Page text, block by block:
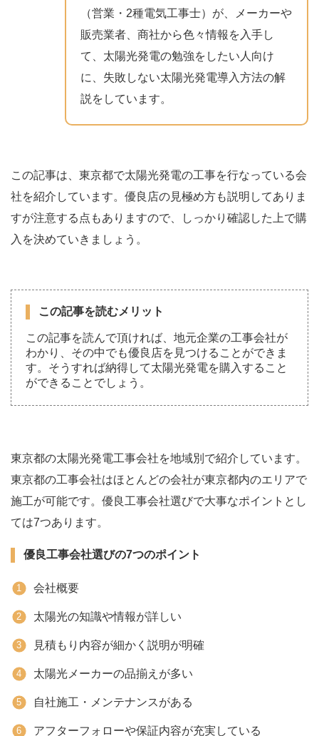
（営業・2種電気工事士）が、メーカーや
販売業者、商社から色々情報を入手し
て、太陽光発電の勉強をしたい人向け
に、失敗しない太陽光発電導入方法の解
説をしています。
この記事は、東京都で太陽光発電の工事を行なっている会
社を紹介しています。優良店の見極め方も説明してありま
すが注意する点もありますので、しっかり確認した上で購
入を決めていきましょう。
この記事を読むメリット
この記事を読んで頂ければ、地元企業の工事会社が
わかり、その中でも優良店を見つけることができま
す。そうすれば納得して太陽光発電を購入すること
ができることでしょう。
東京都の太陽光発電工事会社を地域別で紹介しています。
東京都の工事会社はほとんどの会社が東京都内のエリアで
施工が可能です。優良工事会社選びで大事なポイントとし
ては7つあります。
優良工事会社選びの7つのポイント
会社概要
太陽光の知識や情報が詳しい
見積もり内容が細かく説明が明確
太陽光メーカーの品揃えが多い
自社施工・メンテナンスがある
アフターフォローや保証内容が充実している